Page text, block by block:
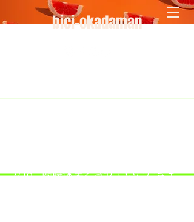
bici-okadaman
7/18：臨時休業とさせていただきま